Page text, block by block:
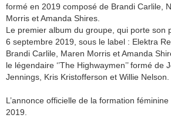
formé en 2019 composé de Brandi Carlile,
Morris et Amanda Shires.
Le premier album du groupe, qui porte son
6 septembre 2019, sous le label : Elektra
Brandi Carlile, Maren Morris et Amanda
le légendaire ‘’The Highwaymen’’ formé de
Jennings, Kris Kristofferson et Willie Nelson.
L’annonce officielle de la formation
2019.